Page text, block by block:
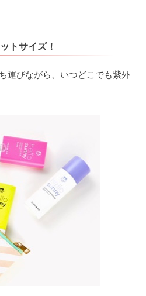
トサイズ！
運びながら、いつどこでも紫外